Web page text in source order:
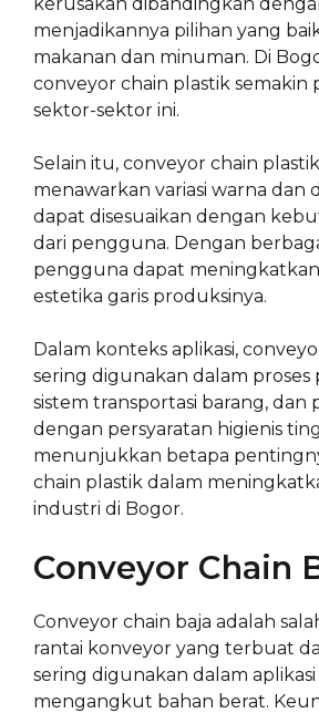
menjadikannya pilihan yang
makanan dan minuman. Di
conveyor chain plastik semakin
sektor-sektor ini.
Selain itu, conveyor chain
menawarkan variasi warna dan
dapat disesuaikan dengan
dari pengguna. Dengan
pengguna dapat meningkatkan
estetika garis produksinya.
Dalam konteks aplikasi,
sering digunakan dalam proses
sistem transportasi barang, dan
dengan persyaratan higienis
menunjukkan betapa
chain plastik dalam
industri di Bogor.
Conveyor Chain
Conveyor chain baja adalah
rantai konveyor yang terbuat
sering digunakan dalam
mengangkut bahan berat.